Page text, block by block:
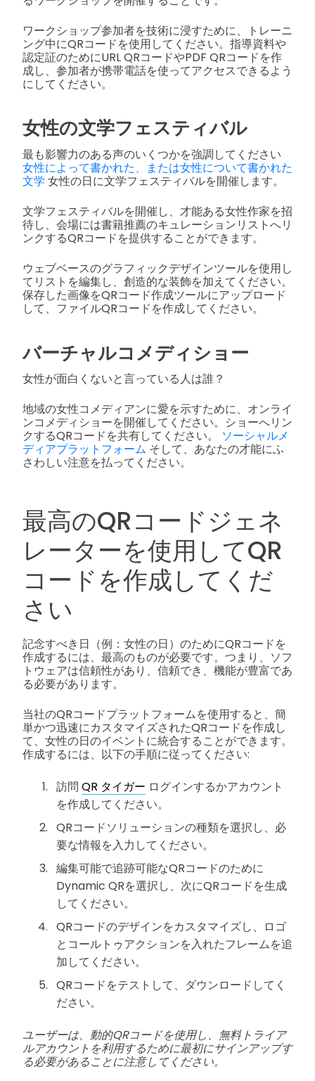
ワークショップ参加者を技術に浸すために、トレーニ
ング中にQRコードを使用してください。指導資料や
認定証のためにURL QRコードやPDF QRコードを作
成し、参加者が携帯電話を使ってアクセスできるよう
にしてください。
女性の文学フェスティバル
最も影響力のある声のいくつかを強調してください
女性によって書かれた、または女性について書かれた
文学 女性の日に文学フェスティバルを開催します。
文学フェスティバルを開催し、才能ある女性作家を招
待し、会場には書籍推薦のキュレーションリストへリ
ンクするQRコードを提供することができます。
ウェブベースのグラフィックデザインツールを使用し
てリストを編集し、創造的な装飾を加えてください。
保存した画像をQRコード作成ツールにアップロード
して、ファイルQRコードを作成してください。
バーチャルコメディショー
女性が面白くないと言っている人は誰？
地域の女性コメディアンに愛を示すために、オンライ
ンコメディショーを開催してください。ショーへリン
クするQRコードを共有してください。 ソーシャルメ
ディアプラットフォーム そして、あなたの才能にふ
さわしい注意を払ってください。
最高のQRコードジェネ
レーターを使用してQR
コードを作成してくだ
さい
記念すべき日（例：女性の日）のためにQRコードを
作成するには、最高のものが必要です。つまり、ソフ
トウェアは信頼性があり、信頼でき、機能が豊富であ
る必要があります。
当社のQRコードプラットフォームを使用すると、簡
単かつ迅速にカスタマイズされたQRコードを作成し
て、女性の日のイベントに統合することができます。
作成するには、以下の手順に従ってください:
訪問 QR タイガー ログインするかアカウント
を作成してください。
QRコードソリューションの種類を選択し、必
要な情報を入力してください。
編集可能で追跡可能なQRコードのために
Dynamic QRを選択し、次にQRコードを生成
してください。
QRコードのデザインをカスタマイズし、ロゴ
とコールトゥアクションを入れたフレームを追
加してください。
QRコードをテストして、ダウンロードしてく
ださい。
ユーザーは、動的QRコードを使用し、無料トライア
ルアカウントを利用するために最初にサインアップす
る必要があることに注意してください。